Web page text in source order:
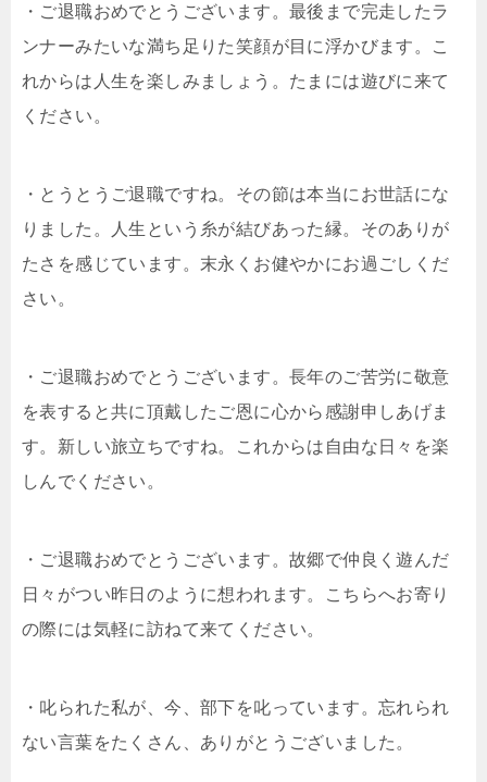
・ご退職おめでとうございます。最後まで完走したラ
ンナーみたいな満ち足りた笑顔が目に浮かびます。こ
れからは人生を楽しみましょう。たまには遊びに来て
ください。
・とうとうご退職ですね。その節は本当にお世話にな
りました。人生という糸が結びあった縁。そのありが
たさを感じています。末永くお健やかにお過ごしくだ
さい。
・ご退職おめでとうございます。長年のご苦労に敬意
を表すると共に頂戴したご恩に心から感謝申しあげま
す。新しい旅立ちですね。これからは自由な日々を楽
しんでください。
・ご退職おめでとうございます。故郷で仲良く遊んだ
日々がつい昨日のように想われます。こちらへお寄り
の際には気軽に訪ねて来てください。
・叱られた私が、今、部下を叱っています。忘れられ
ない言葉をたくさん、ありがとうございました。